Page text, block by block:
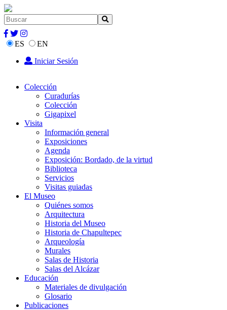
ES
EN
Iniciar Sesión
Colección
Curadurías
Colección
Gigapixel
Visita
Información general
Exposiciones
Agenda
Exposición: Bordado, de la virtud
Biblioteca
Servicios
Visitas guiadas
El Museo
Quiénes somos
Arquitectura
Historia del Museo
Historia de Chapultepec
Arqueología
Murales
Salas de Historia
Salas del Alcázar
Educación
Materiales de divulgación
Glosario
Publicaciones